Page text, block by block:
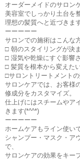
オーダーメイドのサロン
美容室でしっかり土台を
理想の髪質へと近づきます
ーーーーー
サロンでの施術はこんな
□ 朝のスタイリングが決
□ 湿気や乾燥にすぐ影響
□ 髪質を根本から変えた
□サロントリートメント
サロンケアでは、お客様
修成分をカスタマイズ。
仕上げにはスチームやア
きます(*^^*)
ーーーーー
ホームケアもライン使い
シャンプー・マスク・ア
で、
サロンケアの効果をキー